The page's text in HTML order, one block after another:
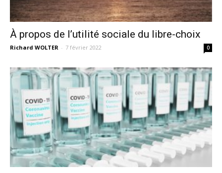
À propos de l’utilité sociale du libre-choix
Richard WOLTER - 7 février 2022 0